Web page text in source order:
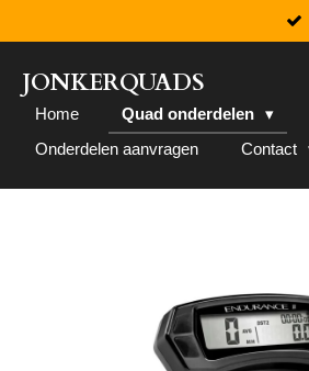
direct
naar
de
hoofdinhoud
JONKERQUADS
Home Quad onderdelen
Onderdelen aanvragen
Contact